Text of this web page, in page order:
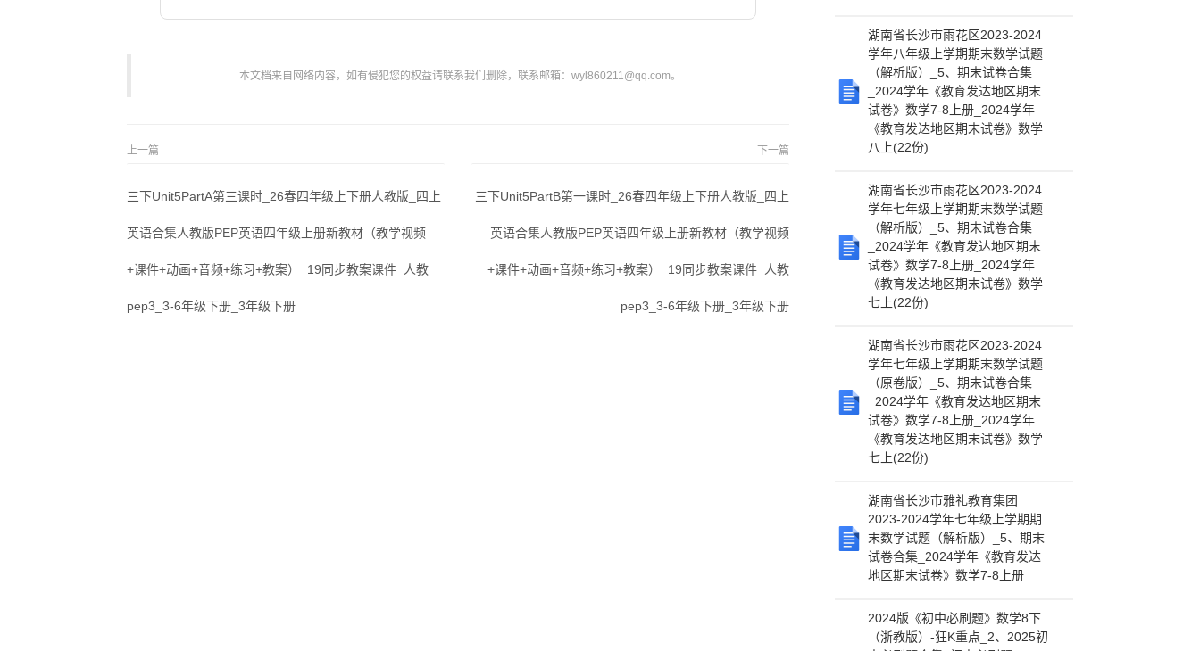
本文档来自网络内容，如有侵犯您的权益请联系我们删除，联系邮箱：wyl860211@qq.com。
上一篇
三下Unit5PartA第三课时_26春四年级上下册人教版_四上
英语合集人教版PEP英语四年级上册新教材（教学视频
+课件+动画+音频+练习+教案）_19同步教案课件_人教
pep3_3-6年级下册_3年级下册
下一篇
三下Unit5PartB第一课时_26春四年级上下册人教版_四上
英语合集人教版PEP英语四年级上册新教材（教学视频
+课件+动画+音频+练习+教案）_19同步教案课件_人教
pep3_3-6年级下册_3年级下册
湖南省长沙市雨花区2023-2024
学年八年级上学期期末数学试题
（解析版）_5、期末试卷合集
_2024学年《教育发达地区期末
试卷》数学7-8上册_2024学年
《教育发达地区期末试卷》数学
八上(22份)
湖南省长沙市雨花区2023-2024
学年七年级上学期期末数学试题
（解析版）_5、期末试卷合集
_2024学年《教育发达地区期末
试卷》数学7-8上册_2024学年
《教育发达地区期末试卷》数学
七上(22份)
湖南省长沙市雨花区2023-2024
学年七年级上学期期末数学试题
（原卷版）_5、期末试卷合集
_2024学年《教育发达地区期末
试卷》数学7-8上册_2024学年
《教育发达地区期末试卷》数学
七上(22份)
湖南省长沙市雅礼教育集团
2023-2024学年七年级上学期期
末数学试题（解析版）_5、期末
试卷合集_2024学年《教育发达
地区期末试卷》数学7-8上册
2024版《初中必刷题》数学8下
（浙教版）-狂K重点_2、2025初